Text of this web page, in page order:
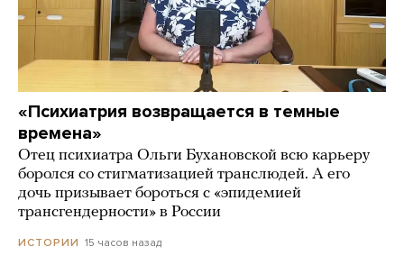
«Психиатрия возвращается в темные
времена»
Отец психиатра Ольги Бухановской всю карьеру
боролся со стигматизацией транслюдей. А его
дочь призывает бороться с «эпидемией
трансгендерности» в России
ИСТОРИИ 15 часов назад